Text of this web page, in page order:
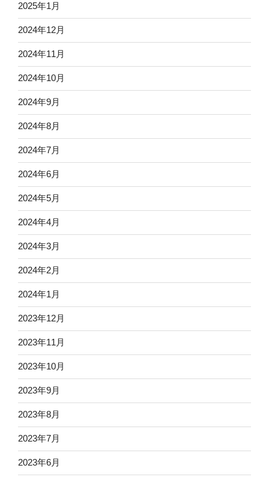
2025年1月
2024年12月
2024年11月
2024年10月
2024年9月
2024年8月
2024年7月
2024年6月
2024年5月
2024年4月
2024年3月
2024年2月
2024年1月
2023年12月
2023年11月
2023年10月
2023年9月
2023年8月
2023年7月
2023年6月